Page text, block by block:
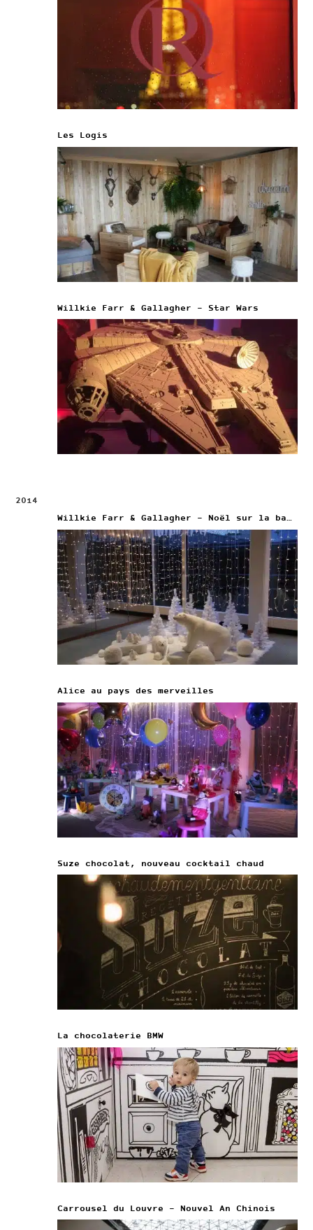
Les Logis
Willkie Farr & Gallagher – Star Wars
2014
Willkie Farr & Gallagher – Noël sur la banquise
Alice au pays des merveilles
Suze chocolat, nouveau cocktail chaud
La chocolaterie BMW
Carrousel du Louvre – Nouvel An Chinois